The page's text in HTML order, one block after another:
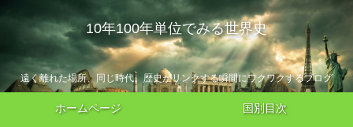
10年100年単位でみる世界史
遠く離れた場所、同じ時代。歴史がリンクする瞬間にワクワクするブログ
ホームページ 国別目次